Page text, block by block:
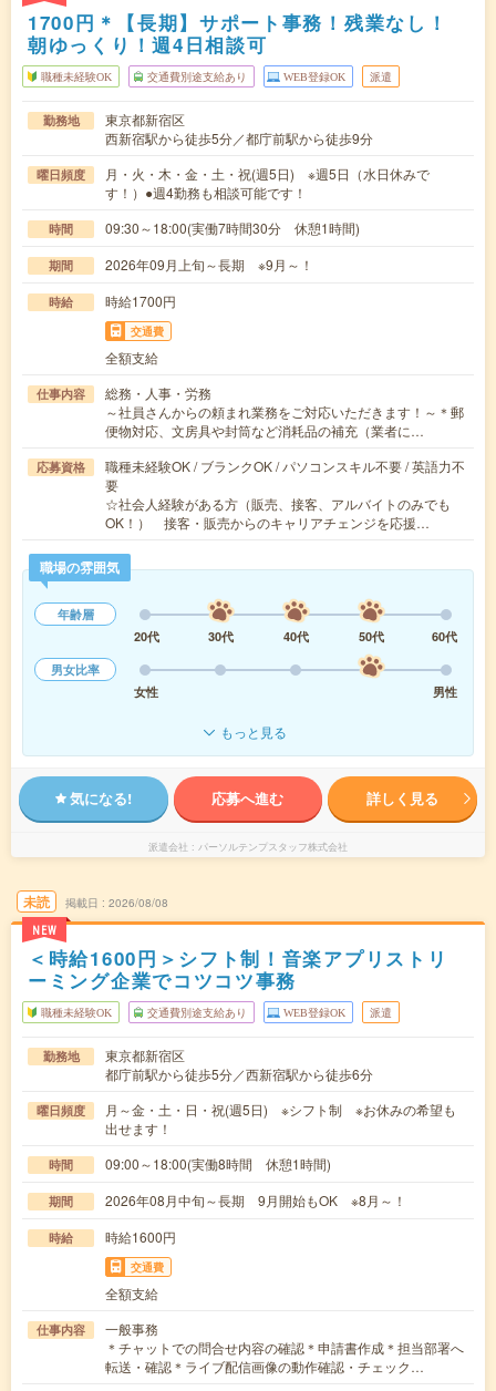
1700円＊【長期】サポート事務！残業なし！
朝ゆっくり！週4日相談可
職種未経験OK 交通費別途支給あり WEB登録OK 派遣
勤務地
東京都新宿区
西新宿駅から徒歩5分／都庁前駅から徒歩9分
曜日頻度
月・火・木・金・土・祝(週5日) ※週5日（水日休みで
す！）●週4勤務も相談可能です！
時間 09:30～18:00(実働7時間30分 休憩1時間)
期間 2026年09月上旬～長期 ※9月～！
時給 時給1700円
交通費
全額支給
仕事内容
総務・人事・労務
～社員さんからの頼まれ業務をご対応いただきます！～＊郵
便物対応、文房具や封筒など消耗品の補充（業者に…
応募資格
職種未経験OK / ブランクOK / パソコンスキル不要 / 英語力不
要
☆社会人経験がある方（販売、接客、アルバイトのみでも
OK！） 接客・販売からのキャリアチェンジを応援…
職場の雰囲気
年齢層
20代
30代 40代 50代
60代
男女比率
女性
男性
もっと見る
気になる! 応募へ進む 詳しく見る
派遣会社 パーソルテンプスタッフ株式会社
未読
NEW
掲載日 2026/08/08
＜時給1600円＞シフト制！音楽アプリストリ
ーミング企業でコツコツ事務
職種未経験OK 交通費別途支給あり WEB登録OK 派遣
勤務地
東京都新宿区
都庁前駅から徒歩5分／西新宿駅から徒歩6分
曜日頻度
月～金・土・日・祝(週5日) ※シフト制 ※お休みの希望も
出せます！
時間 09:00～18:00(実働8時間 休憩1時間)
期間 2026年08月中旬～長期 9月開始もOK ※8月～！
時給 時給1600円
交通費
全額支給
仕事内容
一般事務
＊チャットでの問合せ内容の確認＊申請書作成＊担当部署へ
転送・確認＊ライブ配信画像の動作確認・チェック…